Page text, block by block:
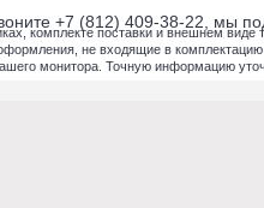
+7 (812) 409-38-22, мы
комплекте поставки и внешнем
не входящие в
монитора. Точную информацию